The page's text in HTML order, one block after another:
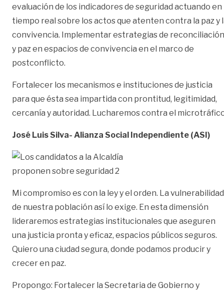
evaluación de los indicadores de seguridad actuando en
tiempo real sobre los actos que atenten contra la paz y
convivencia. Implementar estrategias de reconciliación
y paz en espacios de convivencia en el marco de
postconflicto.
Fortalecer los mecanismos e instituciones de justicia
para que ésta sea impartida con prontitud, legitimidad,
cercanía y autoridad. Lucharemos contra el
José Luis Silva- Alianza Social Independiente (ASI)
Mi compromiso es con la ley y el orden. La vulnerabilidad
de nuestra población así lo exige. En esta dimensión
lideraremos estrategias institucionales que aseguren
una justicia pronta y eficaz, espacios públicos seguros.
Quiero una ciudad segura, donde podamos producir y
crecer en paz.
Propongo: Fortalecer la Secretaria de Gobierno y